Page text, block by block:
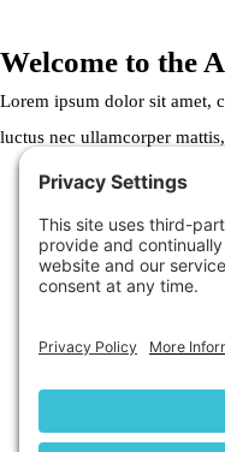
Welcome to the
Lorem ipsum dolor sit amet,
luctus nec ullamcorper